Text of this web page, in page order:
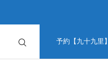
予約【九十九里】